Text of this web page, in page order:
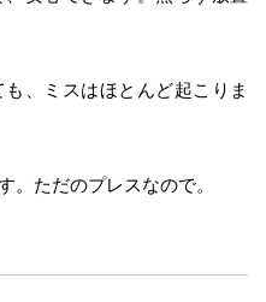
、ミスはほとんど起こりま
。ただのプレスなので。